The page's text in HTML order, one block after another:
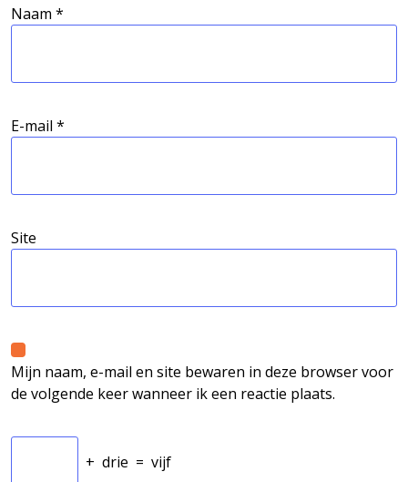
Naam *
E-mail *
Site
Mijn naam, e-mail en site bewaren in deze browser voor
de volgende keer wanneer ik een reactie plaats.
+ drie = vijf